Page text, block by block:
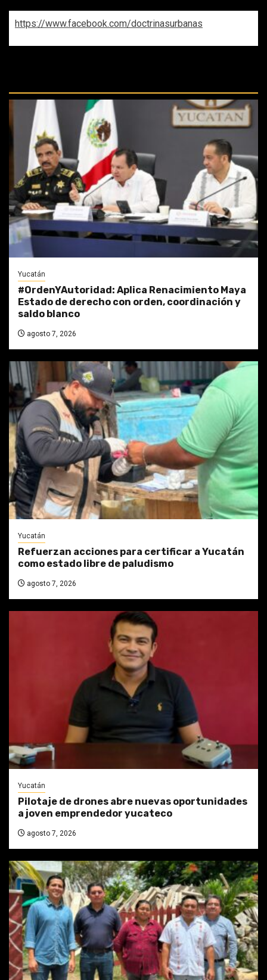
https://www.facebook.com/doctrinasurbanas
Yucatán
#OrdenYAutoridad: Aplica Renacimiento Maya
Estado de derecho con orden, coordinación y
saldo blanco
agosto 7, 2026
Yucatán
Refuerzan acciones para certificar a Yucatán
como estado libre de paludismo
agosto 7, 2026
Yucatán
Pilotaje de drones abre nuevas oportunidades
a joven emprendedor yucateco
agosto 7, 2026